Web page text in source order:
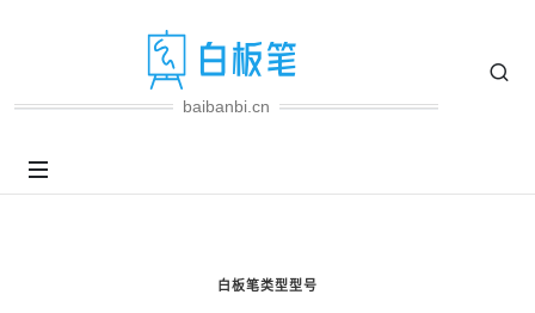
baibanbi.cn
白板笔类型型号